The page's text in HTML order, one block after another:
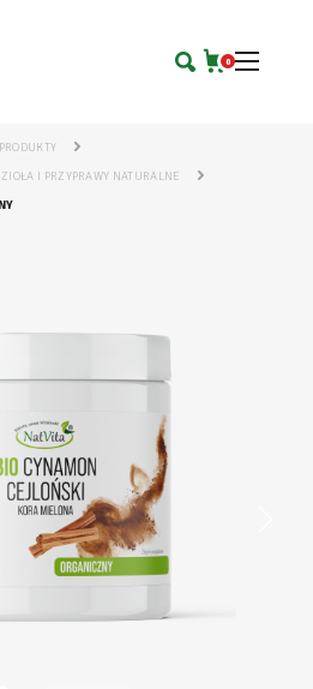
0
ZIOŁA I PRZYPRAWY NATURALNE